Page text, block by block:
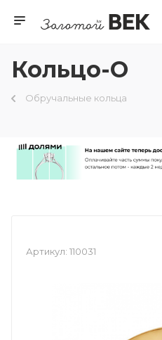
Кольцо-О
Обручальные кольца
Артикул: 110031